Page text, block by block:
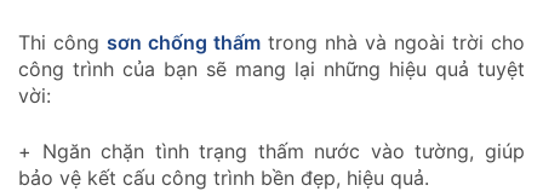
Thi công sơn chống thấm trong nhà và ngoài trời cho
công trình của bạn sẽ mang lại những hiệu quả tuyệt
vời:
+ Ngăn chặn tình trạng thấm nước vào tường, giúp
bảo vệ kết cấu công trình bền đẹp, hiệu quả.